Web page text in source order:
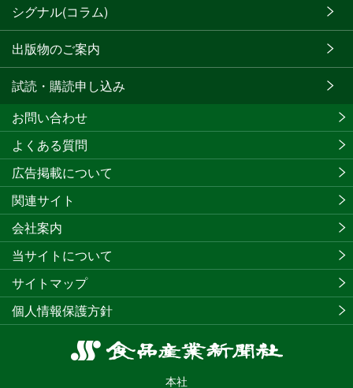
シグナル(コラム)
出版物のご案内
試読・購読申し込み
食
本社
お問い合わせ
よくある質問
広告掲載について
関連サイト
会社案内
当サイトについて
サイトマップ
個人情報保護方針